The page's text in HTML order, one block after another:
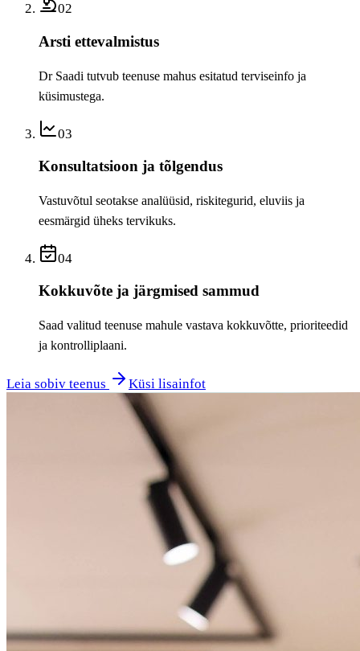
02
Arsti ettevalmistus
Dr Saadi tutvub teenuse mahus esitatud terviseinfo ja
küsimustega.
03
Konsultatsioon ja tõlgendus
Vastuvõtul seotakse analüüsid, riskitegurid, eluviis ja
eesmärgid üheks tervikuks.
04
Kokkuvõte ja järgmised sammud
Saad valitud teenuse mahule vastava kokkuvõtte, prioriteedid
ja kontrolliplaani.
Leia sobiv teenus Küsi lisainfot